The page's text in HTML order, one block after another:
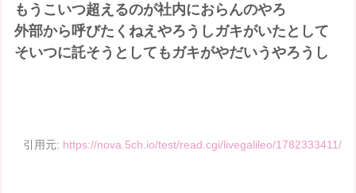
もうこいつ超えるのが社内におらんのやろ
外部から呼びたくねえやろうしガキがいたとして
そいつに託そうとしてもガキがやだいうやろうし
引用元: https://nova.5ch.io/test/read.cgi/livegalileo/1782333411/